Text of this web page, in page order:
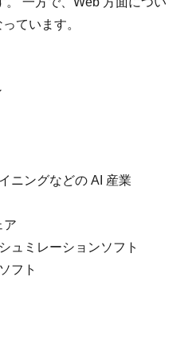
ています。
ニングなどの AI 産業
ア
ュミレーションソフト
フト